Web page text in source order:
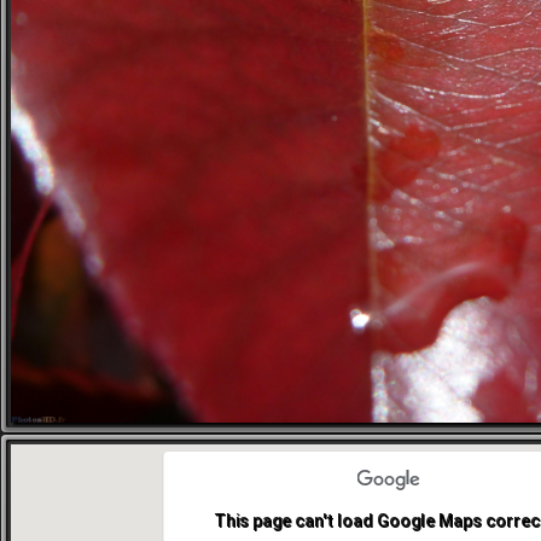
This page can't load Google Maps